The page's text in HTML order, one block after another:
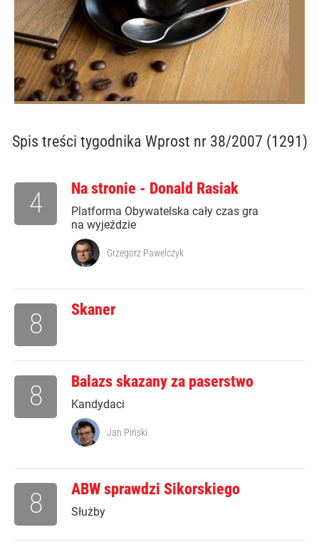
Spis treści tygodnika Wprost nr 38/2007 (1291)
Na stronie - Donald Rasiak
Platforma Obywatelska cały czas gra
na wyjeździe
4
Grzegorz Pawelczyk
Skaner
8
Balazs skazany za paserstwo
Kandydaci
8
Jan Piński
ABW sprawdzi Sikorskiego
Służby
8